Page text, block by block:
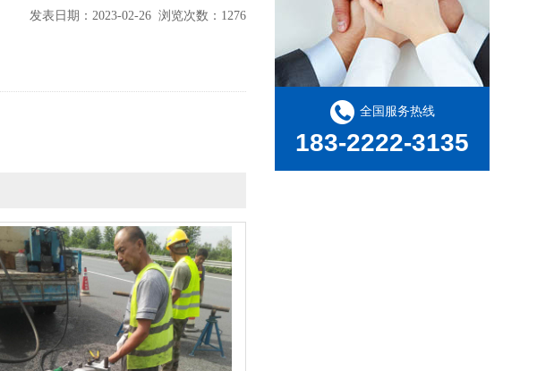
全国服务热线
183-2222-3135
发表日期：2023-02-26 浏览次数：1276